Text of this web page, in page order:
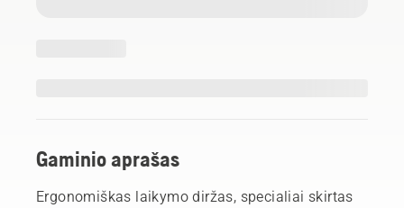
Gaminio aprašas
Ergonomiškas laikymo diržas, specialiai skirtas